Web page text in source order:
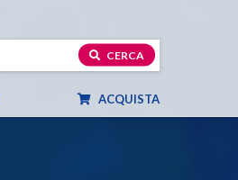
CERCA
ACQUISTA